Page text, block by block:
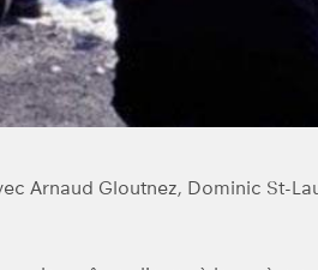
Arnaud Gloutnez, Dominic St-